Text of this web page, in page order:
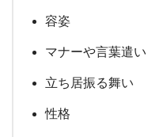
容姿
マナーや言葉遣い
立ち居振る舞い
性格